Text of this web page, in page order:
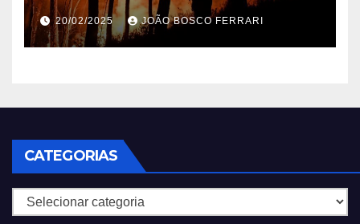
em 2025
20/02/2025 JOÃO BOSCO FERRARI
CATEGORIAS
Categorias